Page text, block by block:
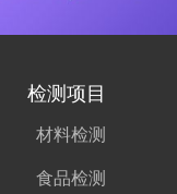
检测项目
材料检测
食品检测